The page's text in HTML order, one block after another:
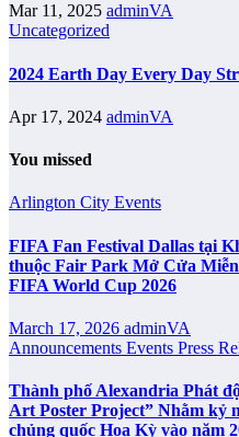
Mar 11, 2025 adminVA
Uncategorized
2024 Earth Day Every Day
Apr 17, 2024 adminVA
You missed
Arlington City Events
FIFA Fan Festival Dallas tại
thuộc Fair Park Mở Cửa
FIFA World Cup 2026
March 17, 2026 adminVA
Announcements Events Press
Thành phố Alexandria Phát
Art Poster Project” Nhằm kỷ
chủng quốc Hoa Kỳ vào năm